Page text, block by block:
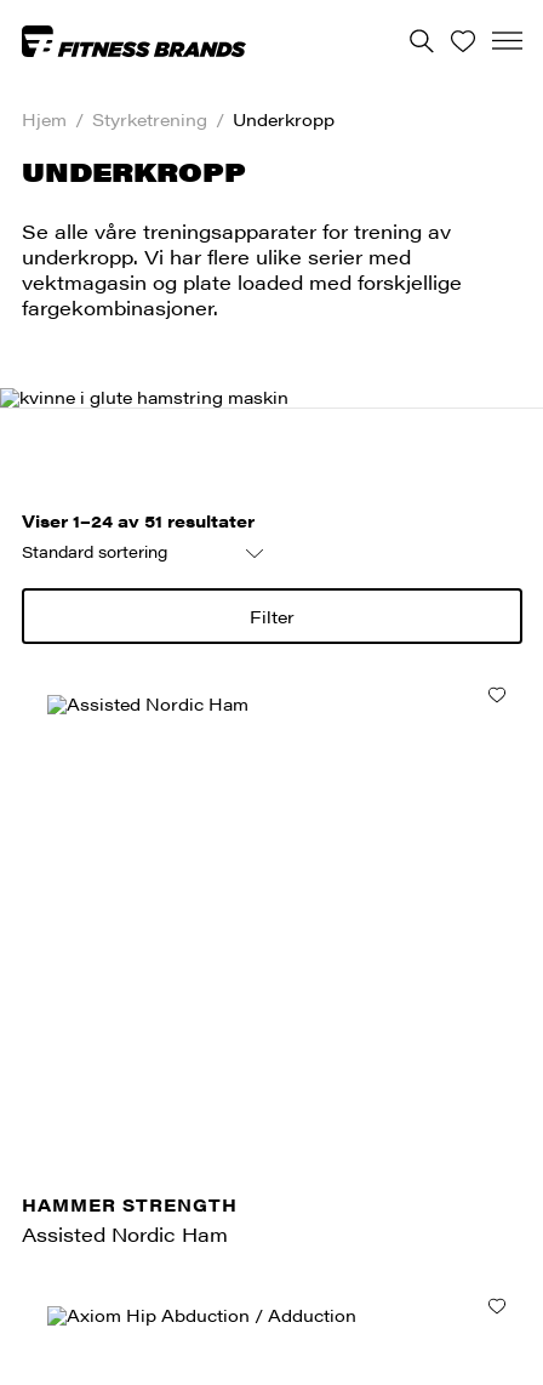
Hjem / Styrketrening / Underkropp
UNDERKROPP
Se alle våre treningsapparater for trening av
underkropp. Vi har flere ulike serier med
vektmagasin og plate loaded med forskjellige
fargekombinasjoner.
Viser 1–24 av 51 resultater
Filter
HAMMER STRENGTH
Assisted Nordic Ham